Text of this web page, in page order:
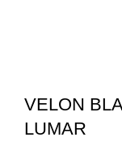
VELON
LUMAR